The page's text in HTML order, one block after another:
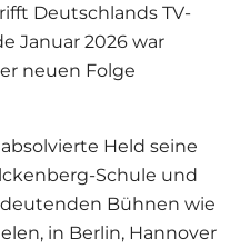
Deutschlands TV-
Januar 2026 war
neuen Folge
Held seine
Schule und
Bühnen wie
in Berlin, Hannover